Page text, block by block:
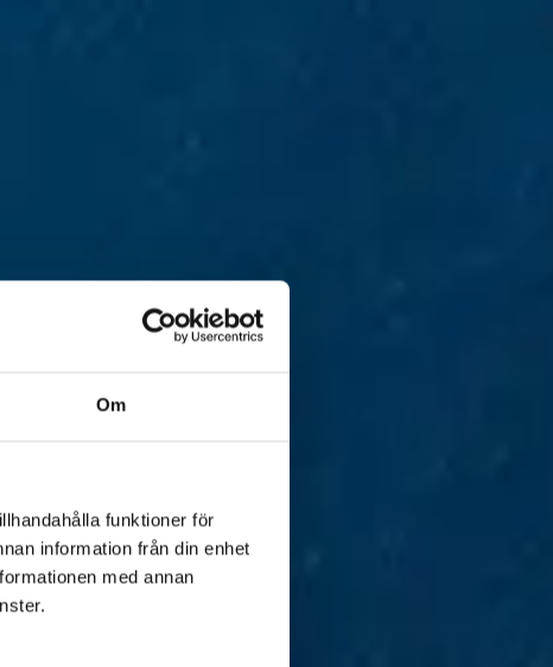
Om
funktioner för
information från din enhet
med annan